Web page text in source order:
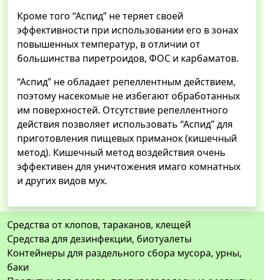
Кроме того “Аспид” не теряет своей
эффективности при использовании его в зонах
повышенных температур, в отличии от
большинства пиретроидов, ФОС и карбаматов.
“Аспид” не обладает репеллентным действием,
поэтому насекомые не избегают обработанных
им поверхностей. Отсутствие репеллентного
действия позволяет использовать “Аспид” для
приготовления пищевых приманок (кишечный
метод). Кишечный метод воздействия очень
эффективен для уничтожения имаго комнатных
и других видов мух.
Средства от клопов, тараканов, клещей
Средства для дезинфекции, биотуалеты
Контейнеры для раздельного сбора мусора, урны,
баки